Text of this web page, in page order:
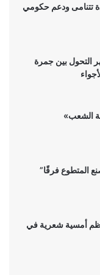
تتنامى ودعم حكومي
بين جمرة
الشعب»
المتطوع فرقًا”
أمسية شعرية في